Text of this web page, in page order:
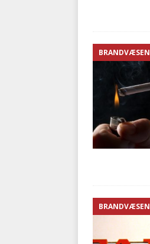
BRANDVÆSEN
BRANDVÆSEN